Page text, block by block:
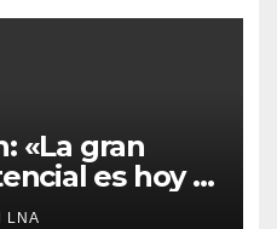
«La gran
es hoy la
LNA